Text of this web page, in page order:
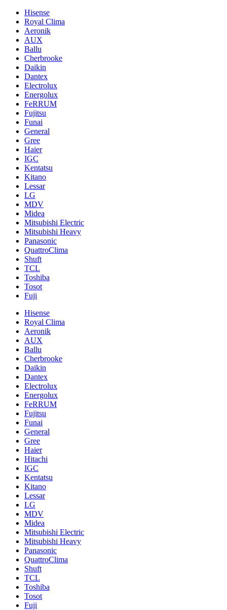
Hisense
Royal Clima
Aeronik
AUX
Ballu
Cherbrooke
Daikin
Dantex
Electrolux
Energolux
FeRRUM
Fujitsu
Funai
General
Gree
Haier
IGC
Kentatsu
Kitano
Lessar
LG
MDV
Midea
Mitsubishi Electric
Mitsubishi Heavy
Panasonic
QuattroClima
Shuft
TCL
Toshiba
Tosot
Fuji
Hisense
Royal Clima
Aeronik
AUX
Ballu
Cherbrooke
Daikin
Dantex
Electrolux
Energolux
FeRRUM
Fujitsu
Funai
General
Gree
Haier
Hitachi
IGC
Kentatsu
Kitano
Lessar
LG
MDV
Midea
Mitsubishi Electric
Mitsubishi Heavy
Panasonic
QuattroClima
Shuft
TCL
Toshiba
Tosot
Fuji